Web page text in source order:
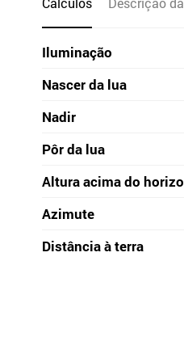
Iluminação
Nascer da lua
Nadir
Pôr da lua
Altura acima do
Azimute
Distância à terra